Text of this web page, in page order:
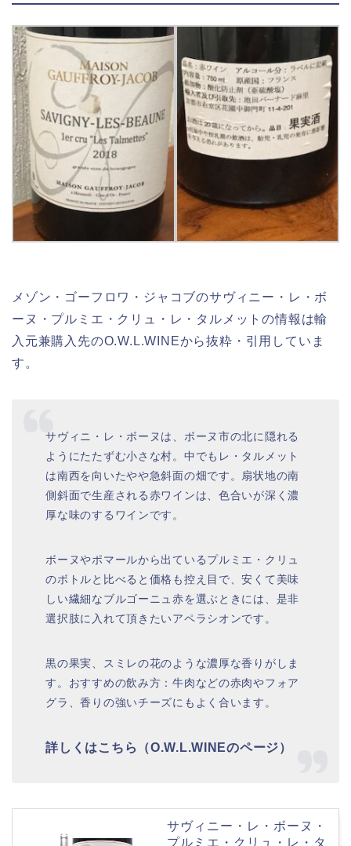
メゾン・ゴーフロワ・ジャコブのサヴィニー・レ・ボ
ーヌ・プルミエ・クリュ・レ・タルメットの情報は輸
入元兼購入先のO.W.L.WINEから抜粋・引用していま
す。
サヴィニ・レ・ボーヌは、ボーヌ市の北に隠れる
ようにたたずむ小さな村。中でもレ・タルメット
は南西を向いたやや急斜面の畑です。扇状地の南
側斜面で生産される赤ワインは、色合いが深く濃
厚な味のするワインです。
ボーヌやポマールから出ているプルミエ・クリュ
のボトルと比べると価格も控え目で、安くて美味
しい繊細なブルゴーニュ赤を選ぶときには、是非
選択肢に入れて頂きたいアペラシオンです。
黒の果実、スミレの花のような濃厚な香りがしま
す。おすすめの飲み方：牛肉などの赤肉やフォア
グラ、香りの強いチーズにもよく合います。
詳しくはこちら（O.W.L.WINEのページ）
サヴィニー・レ・ボーヌ・
プルミエ・クリュ・レ・タ